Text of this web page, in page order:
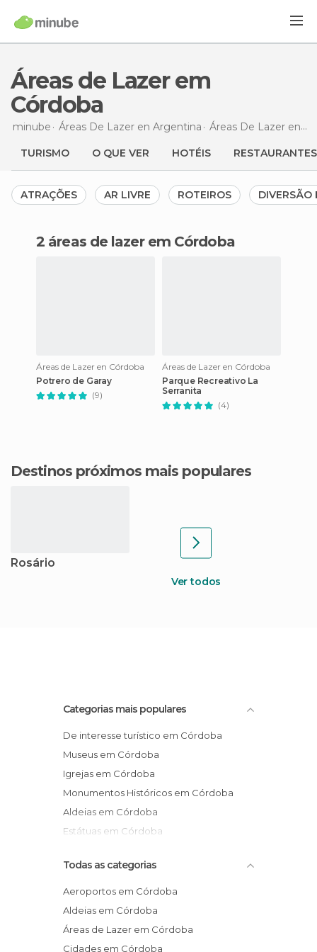
Áreas de Lazer em
Córdoba
minube Áreas De Lazer en Argentina Áreas De Lazer en
TURISMO O QUE VER HOTÉIS RESTAURANTES
ATRAÇÕES AR LIVRE ROTEIROS DIVERSÃO
2 áreas de lazer em Córdoba
Áreas de Lazer en Córdoba
Potrero de Garay
(9)
Áreas de Lazer en Córdoba
Parque Recreativo La
Serranita
(4)
Destinos próximos mais populares
Rosário
Ver todos
Categorias mais populares
De interesse turístico em Córdoba
Museus em Córdoba
Igrejas em Córdoba
Monumentos Históricos em Córdoba
Aldeias em Córdoba
Estátuas em Córdoba
Todas as categorias
Aeroportos em Córdoba
Aldeias em Córdoba
Áreas de Lazer em Córdoba
Cidades em Córdoba